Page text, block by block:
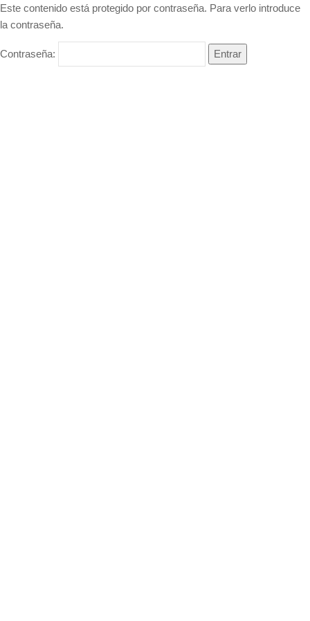
Este contenido está protegido por contraseña. Para verlo introduce
la contraseña.
Contraseña: